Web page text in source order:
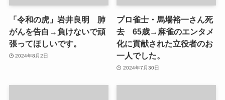
「令和の虎」岩井良明 肺
がんを告白→負けないで頑
張ってほしいです。
2024年8月2日
プロ雀士・馬場裕一さん死
去 65歳→麻雀のエンタメ
化に貢献された立役者のお
一人でした。
2024年7月30日